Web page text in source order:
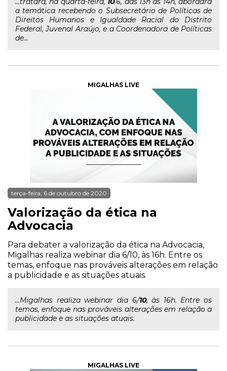
a temática recebendo o Subsecretário de Políticas de
Direitos Humanos e Igualdade Racial do Distrito
Federal, Juvenal Araújo, e a Coordenadora de Políticas
de...
MIGALHAS LIVE
terça-feira, 6 de outubro de 2020
Valorização da ética na
Advocacia
Para debater a valorização da ética na Advocacia,
Migalhas realiza webinar dia 6/10, às 16h. Entre os
temas, enfoque nas prováveis alterações em relação
a publicidade e as situações atuais.
...Migalhas realiza webinar dia 6/10, às 16h. Entre os
temas, enfoque nas prováveis alterações em relação a
publicidade e as situações atuais.
MIGALHAS LIVE